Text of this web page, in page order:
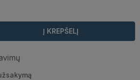
Į KREPŠELĮ